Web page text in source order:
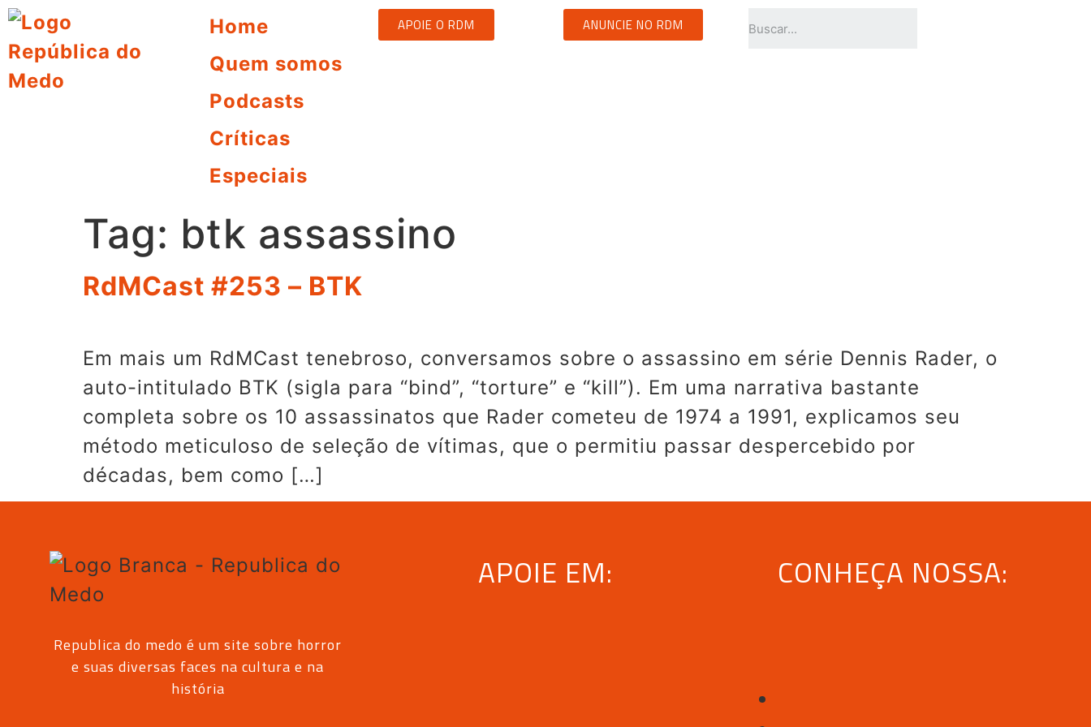
Home
Quem somos
Podcasts
Críticas
Especiais
APOIE O RDM ANUNCIE NO RDM
Tag: btk assassino
RdMCast #253 – BTK
Em mais um RdMCast tenebroso, conversamos sobre o assassino em série Dennis Rader, o
auto-intitulado BTK (sigla para “bind”, “torture” e “kill”). Em uma narrativa bastante
completa sobre os 10 assassinatos que Rader cometeu de 1974 a 1991, explicamos seu
método meticuloso de seleção de vítimas, que o permitiu passar despercebido por
décadas, bem como […]
Republica do medo é um site sobre horror
e suas diversas faces na cultura e na
história
APOIE EM: CONHEÇA NOSSA: